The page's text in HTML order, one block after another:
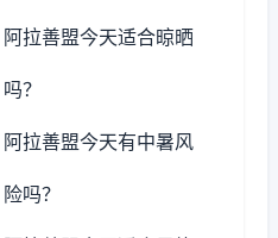
阿拉善盟今天适合晾晒
吗？
阿拉善盟今天有中暑风
险吗？